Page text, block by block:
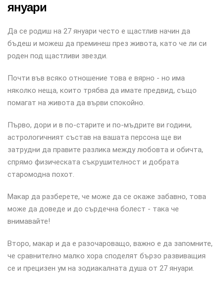
януари
Да се ​​родиш на 27 януари често е щастлив начин да
бъдеш и можеш да преминеш през живота, като че ли си
роден под щастливи звезди.
Почти във всяко отношение това е вярно - но има
няколко неща, които трябва да имате предвид, също
помагат на живота да върви спокойно.
Първо, дори и в по-старите и по-мъдрите ви години,
астрологичният състав на вашата персона ще ви
затрудни да правите разлика между любовта и обичта,
спрямо физическата съкрушителност и добрата
старомодна похот.
Макар да разберете, че може да се окаже забавно, това
може да доведе и до сърдечна болест - така че
внимавайте!
Второ, макар и да е разочароващо, важно е да запомните,
че сравнително малко хора споделят бързо развиващия
се и прецизен ум на зодиакалната душа от 27 януари.